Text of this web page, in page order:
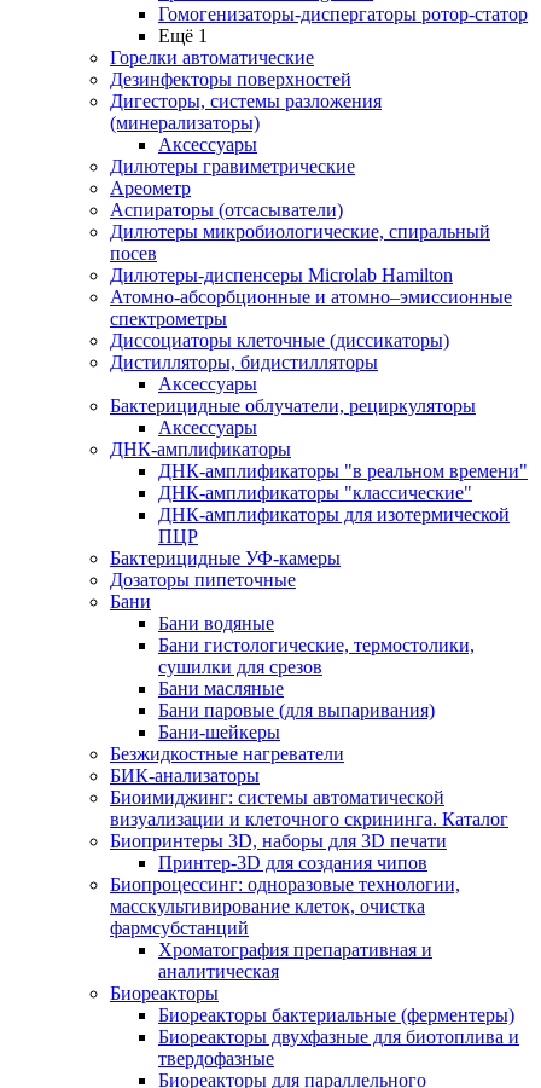
Гомогенизаторы-диспергаторы ротор-статор
Ещё 1
Горелки автоматические
Дезинфекторы поверхностей
Дигесторы, системы разложения
(минерализаторы)
Аксессуары
Дилютеры гравиметрические
Ареометр
Аспираторы (отсасыватели)
Дилютеры микробиологические, спиральный
посев
Дилютеры-диспенсеры Microlab Hamilton
Атомно-абсорбционные и атомно–эмиссионные
спектрометры
Диссоциаторы клеточные (диссикаторы)
Дистилляторы, бидистилляторы
Аксессуары
Бактерицидные облучатели, рециркуляторы
Аксессуары
ДНК-амплификаторы
ДНК-амплификаторы "в реальном времени"
ДНК-амплификаторы "классические"
ДНК-амплификаторы для изотермической
ПЦР
Бактерицидные УФ-камеры
Дозаторы пипеточные
Бани
Бани водяные
Бани гистологические, термостолики,
сушилки для срезов
Бани масляные
Бани паровые (для выпаривания)
Бани-шейкеры
Безжидкостные нагреватели
БИК-анализаторы
Биоимиджинг: системы автоматической
визуализации и клеточного скрининга. Каталог
Биопринтеры 3D, наборы для 3D печати
Принтер-3D для создания чипов
Биопроцессинг: одноразовые технологии,
масскультивирование клеток, очистка
фармсубстанций
Хроматография препаративная и
аналитическая
Биореакторы
Биореакторы бактериальные (ферментеры)
Биореакторы двухфазные для биотоплива и
твердофазные
Биореакторы для параллельного